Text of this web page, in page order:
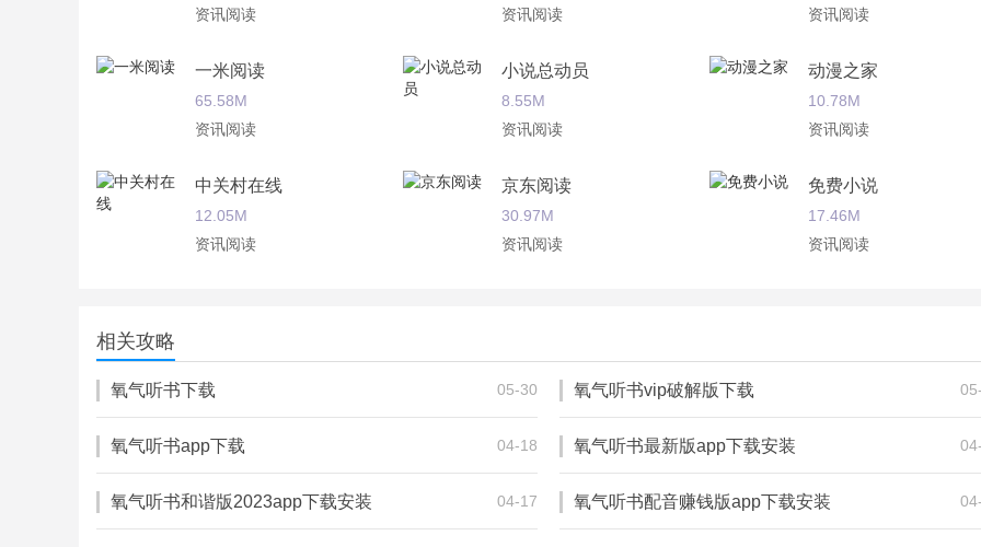
资讯阅读
资讯阅读
资讯阅读
一米阅读
65.58M
资讯阅读
小说总动员
8.55M
资讯阅读
动漫之家
10.78M
资讯阅读
中关村在线
12.05M
资讯阅读
京东阅读
30.97M
资讯阅读
免费小说
17.46M
资讯阅读
资讯阅读
资讯阅读
资讯阅读
相关攻略
氧气听书下载 05-30 氧气听书vip破解版下载
氧气听书app下载 04-18 氧气听书最新版app下载安装
氧气听书和谐版2023app下载安装 04-17 氧气听书配音赚钱版app下载安装